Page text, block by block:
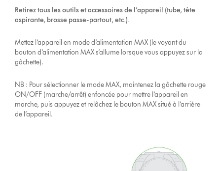
Retirez tous les outils et accessoires de l’appareil (tube, tête
aspirante, brosse passe-partout, etc.).
Mettez l’appareil en mode d’alimentation MAX (le voyant du
bouton d’alimentation MAX s’allume lorsque vous appuyez sur la
gâchette).
NB : Pour sélectionner le mode MAX, maintenez la gâchette rouge
ON/OFF (marche/arrêt) enfoncée pour mettre l’appareil en
marche, puis appuyez et relâchez le bouton MAX situé à l’arrière
de l’appareil.